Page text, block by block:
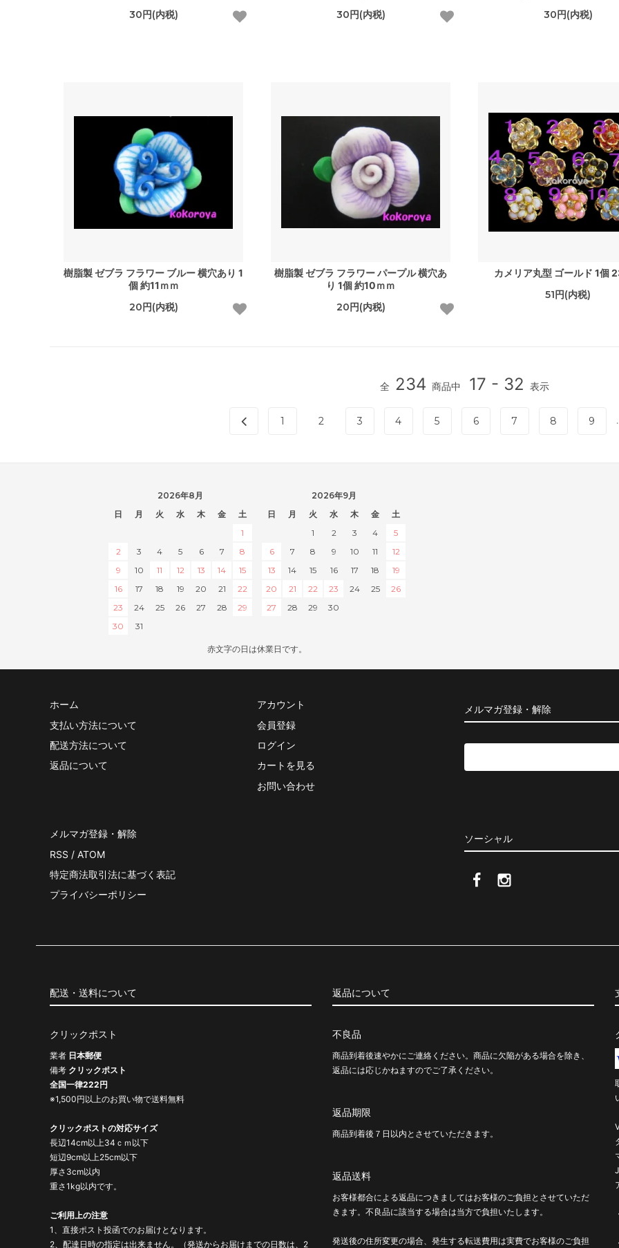
30円(内税) 30円(内税) 30円(内税)
樹脂製 ゼブラ フラワー ブルー 横穴あり 1
個 約11ｍｍ
20円(内税)
樹脂製 ゼブラ フラワー パープル 横穴あ
り 1個 約10ｍｍ
20円(内税)
カメリア丸型 ゴールド 1個
51円(内税)
全 234 商品中 17 - 32 表示
1 2 3 4 5 6 7 8 9
2026年8月
日
月 火 水 木 金
土
1
2
3 4 5 6 7
8
9
10 11 12 13 14
15
16
17 18 19 20 21
22
23
24 25 26 27 28
29
30
31
2026年9月
日
月 火 水 木 金
土
1
2 3 4
5
6
7 8 9 10 11
12
13
14 15 16 17 18
19
20
21 22 23 24 25
26
27
28 29 30
赤文字の日は休業日です。
メルマガ登録・解除
ホーム
支払い方法について
配送方法について
返品について
アカウント
会員登録
ログイン
カートを見る
お問い合わせ
ソーシャル
メルマガ登録・解除
RSS / ATOM
特定商法取引法に基づく表記
プライバシーポリシー
配送・送料について
クリックポスト
業者 日本郵便
備考 クリックポスト
全国一律222円
※1,500円以上のお買い物で送料無料
クリックポストの対応サイズ
長辺14cm以上34ｃｍ以下
短辺9cm以上25cm以下
厚さ3cm以内
重さ1kg以内です。
ご利用上の注意
1、直接ポスト投函でのお届けとなります。
2、配達日時の指定は出来ません。（発送からお届けまでの日数は、2
返品について
不良品
商品到着後速やかにご連絡ください。商品に欠陥がある場合を除き、
返品には応じかねますのでご了承ください。
返品期限
商品到着後７日以内とさせていただきます。
返品送料
お客様都合による返品につきましてはお客様のご負担とさせていただ
きます。不良品に該当する場合は当方で負担いたします。
発送後の住所変更の場合、発生する転送費用は実費でお客様のご負担